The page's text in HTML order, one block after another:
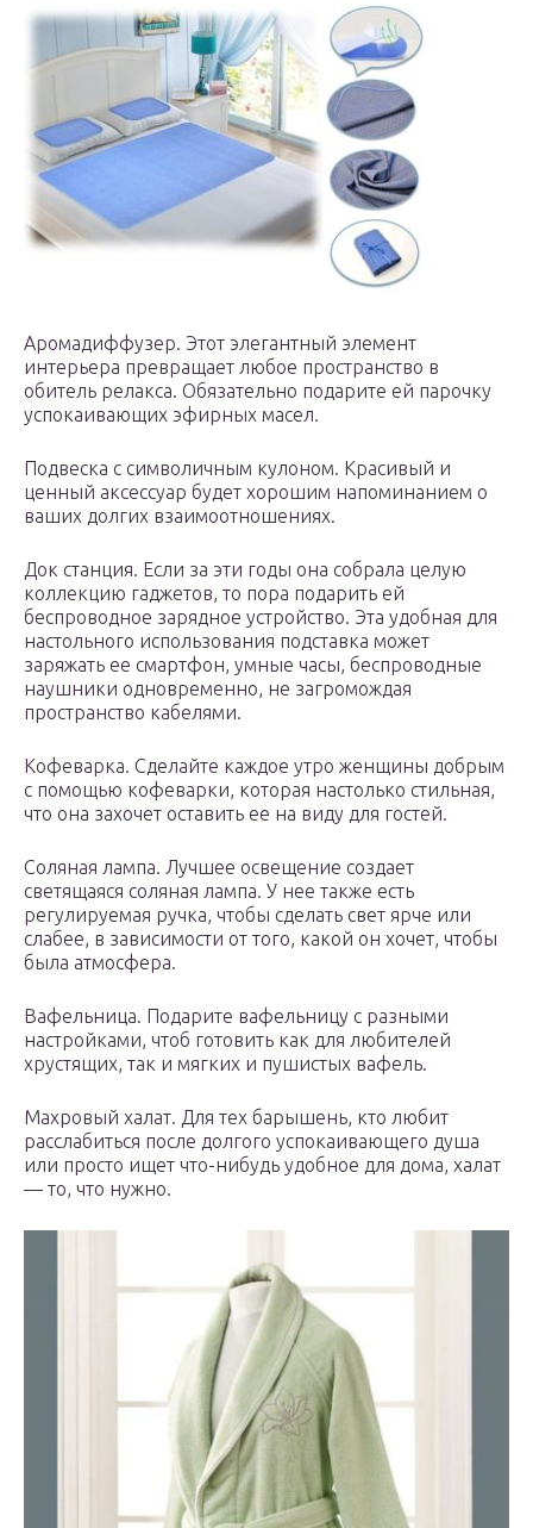
Аромадиффузер. Этот элегантный элемент
интерьера превращает любое пространство в
обитель релакса. Обязательно подарите ей парочку
успокаивающих эфирных масел.
Подвеска с символичным кулоном. Красивый и
ценный аксессуар будет хорошим напоминанием о
ваших долгих взаимоотношениях.
Док станция. Если за эти годы она собрала целую
коллекцию гаджетов, то пора подарить ей
беспроводное зарядное устройство. Эта удобная для
настольного использования подставка может
заряжать ее смартфон, умные часы, беспроводные
наушники одновременно, не загромождая
пространство кабелями.
Кофеварка. Сделайте каждое утро женщины добрым
с помощью кофеварки, которая настолько стильная,
что она захочет оставить ее на виду для гостей.
Соляная лампа. Лучшее освещение создает
светящаяся соляная лампа. У нее также есть
регулируемая ручка, чтобы сделать свет ярче или
слабее, в зависимости от того, какой он хочет, чтобы
была атмосфера.
Вафельница. Подарите вафельницу с разными
настройками, чтоб готовить как для любителей
хрустящих, так и мягких и пушистых вафель.
Махровый халат. Для тех барышень, кто любит
расслабиться после долгого успокаивающего душа
или просто ищет что-нибудь удобное для дома, халат
— то, что нужно.